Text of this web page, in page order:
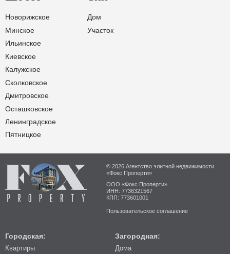
Новорижское
Минское
Ильинское
Киевское
Калужское
Сколковское
Дмитровское
Осташковское
Ленинградское
Пятницкое
Дом
Участок
© 2026 Агентство элитной недвижимости
«Фокс Проперти»
ООО «Фокс Проперти»
ИНН: 7736321567
КПП: 773601001
Пользовательское соглашение
Городская:
Квартиры
Загородная:
Дома